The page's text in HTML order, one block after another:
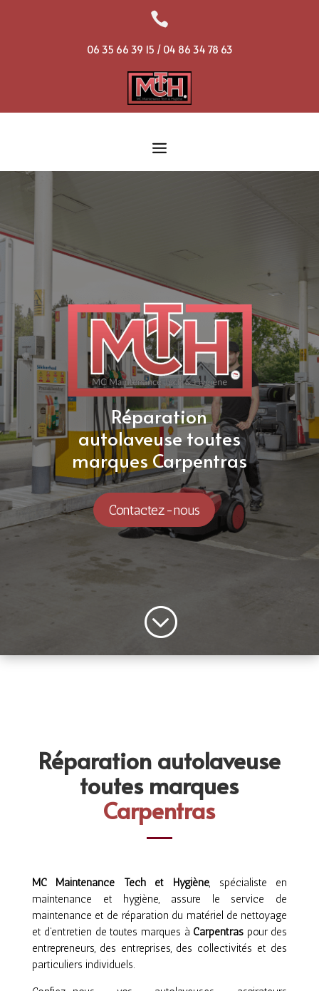

06 35 66 39 15 / 04 86 34 78 63
Réparation
autolaveuse toutes
marques Carpentras
Contactez-nous
;
Réparation autolaveuse
toutes marques
Carpentras
MC Maintenance Tech et Hygiène, spécialiste en
maintenance et hygiène, assure le service de
maintenance et de réparation du matériel de nettoyage
et d’entretien de toutes marques à Carpentras pour des
entrepreneurs, des entreprises, des collectivités et des
particuliers individuels.